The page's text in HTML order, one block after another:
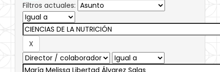
Filtros actuales: